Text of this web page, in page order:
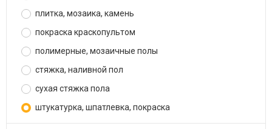
плитка, мозаика, камень
покраска краскопультом
полимерные, мозаичные полы
стяжка, наливной пол
сухая стяжка пола
штукатурка, шпатлевка, покраска